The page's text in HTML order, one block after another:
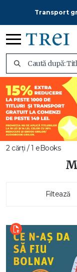
Transport
2 cărți / 1 eBooks
Filtează